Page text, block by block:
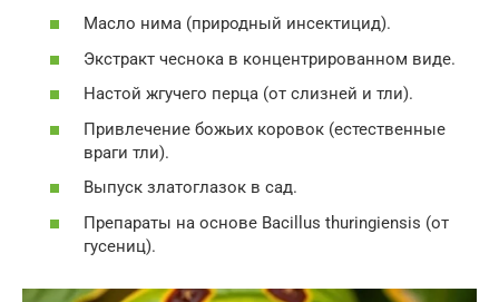
Масло нима (природный инсектицид).
Экстракт чеснока в концентрированном виде.
Настой жгучего перца (от слизней и тли).
Привлечение божьих коровок (естественные
враги тли).
Выпуск златоглазок в сад.
Препараты на основе Bacillus thuringiensis (от
гусениц).